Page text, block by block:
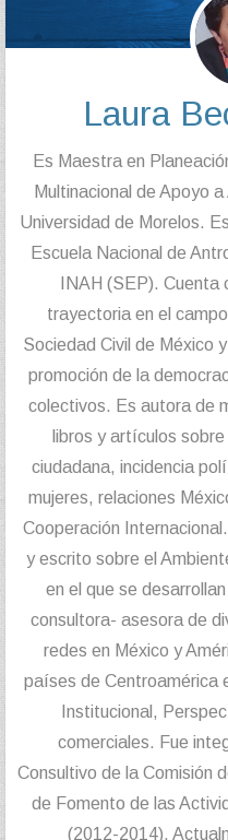
Laura
Es Maestra en
Multinacional de Apoyo
Universidad de Morelos.
Escuela Nacional de
INAH (SEP). Cuenta
trayectoria en el
Sociedad Civil de México
promoción de la
colectivos. Es autora de
libros y artículos
ciudadana, incidencia
mujeres, relaciones
Cooperación
y escrito sobre el
en el que se
consultora- asesora de
redes en México y
países de Centroamérica
Institucional,
comerciales. Fue
Consultivo de la Comisión
de Fomento de las
(2012-2014).